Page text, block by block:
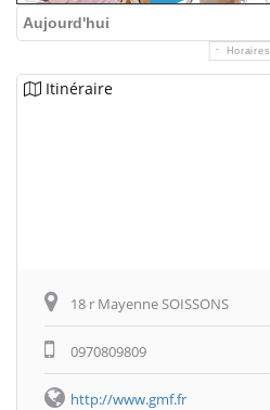
Aujourd'hui
Horaires
Itinéraire
18 r Mayenne SOISSONS
0970809809
http://www.gmf.fr